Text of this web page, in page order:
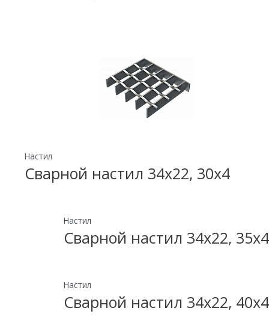
Настил
Сварной настил 34х22, 30х4
Настил
Сварной настил 34х22, 35х4
Настил
Сварной настил 34х22, 40х4